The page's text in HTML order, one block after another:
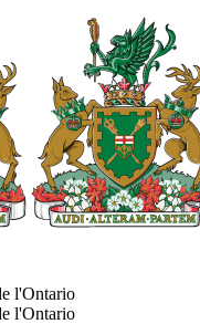
l'Ontario
l'Ontario